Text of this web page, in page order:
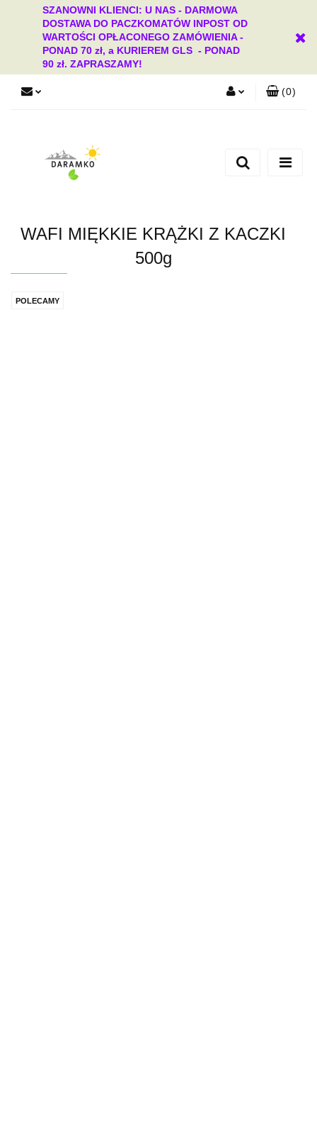
SZANOWNI KLIENCI: U NAS - DARMOWA
DOSTAWA DO PACZKOMATÓW INPOST OD
WARTOŚCI OPŁACONEGO ZAMÓWIENIA -
PONAD 70 zł, a KURIEREM GLS - PONAD
90 zł. ZAPRASZAMY!
Dodaj zgłoszenie
(0)
WAFI MIĘKKIE KRĄŻKI Z KACZKI
500g
POLECAMY